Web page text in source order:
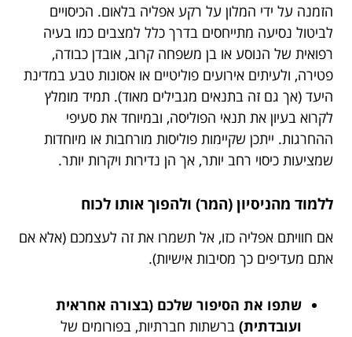
הזמנה על ידי המלון על רקע אפליה בלאום. הכיסויים
לביטול נסיעה מתייחסים בדרך כלל למצבים כמו בעיה
רפואית של הנוסע או בן משפחה קרוב, אובדן כבודה,
פטירה, ולעיתים אירועים פוליטיים או אסונות טבע במדינת
היעד (אך גם זה בתנאים מגבילים מאוד). תמיד מומלץ
לקרוא בעיון את תנאי הפוליסה, ובמיוחד את סעיפי
ההחרגות. ייתכן שקיימות פוליסות מורחבות או מיוחדות
שמציעות כיסוי רחב יותר, אך הן נדירות ויקרות יותר.
ללמוד מהניסיון (המר) ולהפוך אותו לכוח
אם חוויתם אפליה כזו, אל תשמרו את זה לעצמכם (אלא אם
אתם מעדיפים כך מסיבות אישיות).
שתפו את הסיפור שלכם (בצורה אחראית
ועובדתית) ברשתות חברתיות, בפורומים של